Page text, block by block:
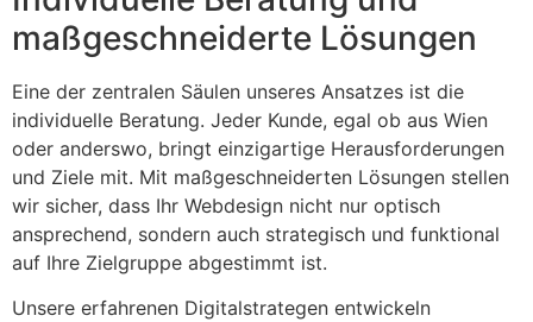
maßgeschneiderte Lösungen
Eine der zentralen Säulen unseres Ansatzes ist die
individuelle Beratung. Jeder Kunde, egal ob aus Wien
oder anderswo, bringt einzigartige Herausforderungen
und Ziele mit. Mit maßgeschneiderten Lösungen stellen
wir sicher, dass Ihr Webdesign nicht nur optisch
ansprechend, sondern auch strategisch und funktional
auf Ihre Zielgruppe abgestimmt ist.
Unsere erfahrenen Digitalstrategen entwickeln